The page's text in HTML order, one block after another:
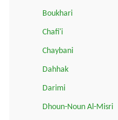
Boukhari
Chafi'i
Chaybani
Dahhak
Darimi
Dhoun-Noun Al-Misri